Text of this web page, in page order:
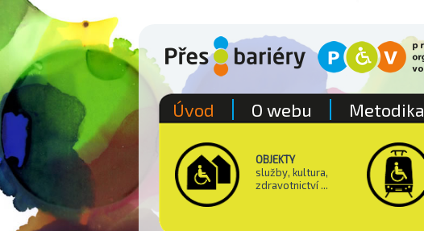
OBJEKTY
služby, kultura,
zdravotnictví ...
Úvod O webu Metodika